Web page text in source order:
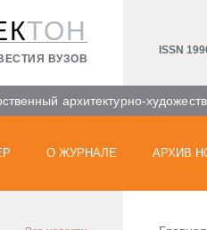
ТОН
ВУЗОВ
ISSN
архитектурно-
О ЖУРНАЛЕ АРХИВ